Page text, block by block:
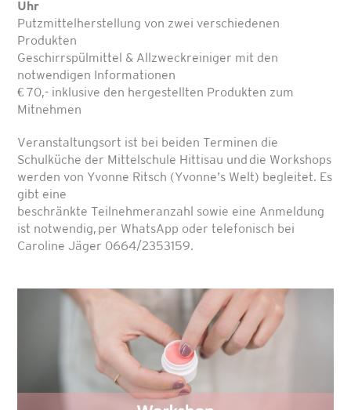
Uhr
Putzmittelherstellung von zwei verschiedenen
Produkten
Geschirrspülmittel & Allzweckreiniger mit den
notwendigen Informationen
€ 70,- inklusive den hergestellten Produkten zum
Mitnehmen
Veranstaltungsort ist bei beiden Terminen die
Schulküche der Mittelschule Hittisau und die Workshops
werden von Yvonne Ritsch (Yvonne’s Welt) begleitet. Es
gibt eine
beschränkte Teilnehmeranzahl sowie eine Anmeldung
ist notwendig, per WhatsApp oder telefonisch bei
Caroline Jäger 0664/2353159.